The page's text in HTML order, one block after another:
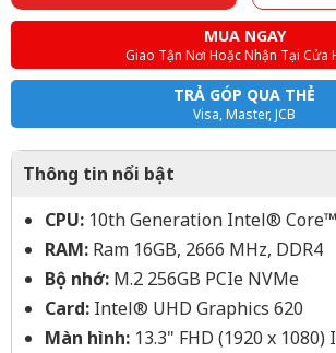
MUA NGAY
Giao Tận Nơi Hoặc Nhận Tại Cửa
TRẢ GÓP QUA THẺ
Visa, Master, JCB
Thông tin nổi bật
CPU: 10th Generation Intel®
RAM: Ram 16GB, 2666 MHz, DDR4
Bộ nhớ: M.2 256GB PCIe NVMe
Card: Intel® UHD Graphics 620
Màn hình: 13.3" FHD (1920 x 1080)